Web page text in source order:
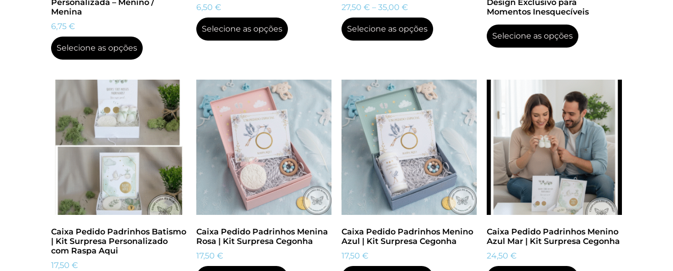
Personalizada – Menino /
Menina
6,75 €
Selecione as opções
6,50 €
Selecione as opções
27,50 € – 35,00 €
Selecione as opções
Design Exclusivo para
Momentos Inesquecíveis
Selecione as opções
Caixa Pedido Padrinhos Batismo
| Kit Surpresa Personalizado
com Raspa Aqui
17,50 €
Caixa Pedido Padrinhos Menina
Rosa | Kit Surpresa Cegonha
17,50 €
Caixa Pedido Padrinhos Menino
Azul | Kit Surpresa Cegonha
17,50 €
Caixa Pedido Padrinhos Menino
Azul Mar | Kit Surpresa Cegonha
24,50 €